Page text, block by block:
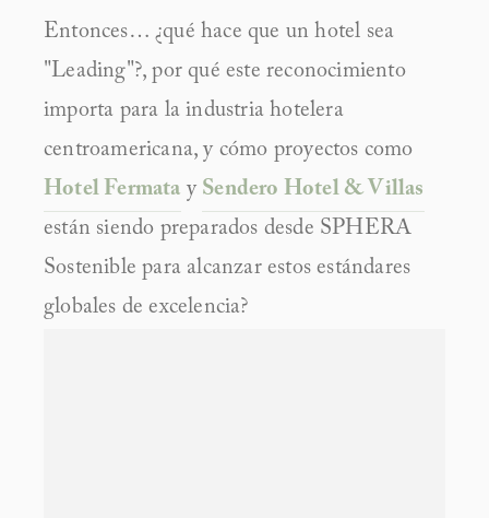
Entonces… ¿qué hace que un hotel sea
"Leading"?, por qué este reconocimiento
importa para la industria hotelera
Hotel Fermata y Sendero Hotel & Villas
están siendo preparados desde SPHERA
Sostenible para alcanzar estos estándares
globales de excelencia?